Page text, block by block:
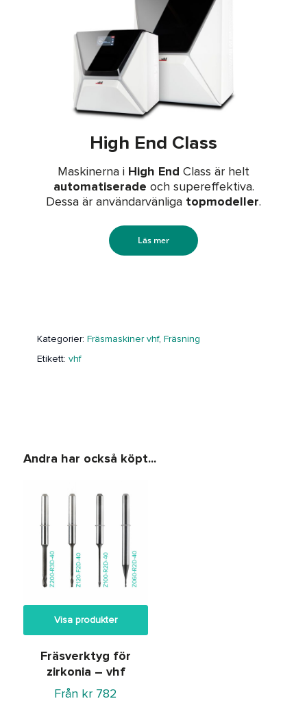
High End Class
Maskinerna i High End Class är helt
automatiserade och supereffektiva.
Dessa är användarvänliga topmodeller.
Läs mer
Kategorier: Fräsmaskiner vhf, Fräsning
Etikett: vhf
Andra har också köpt...
Visa produkter
Fräsverktyg för
zirkonia – vhf
Från kr 782